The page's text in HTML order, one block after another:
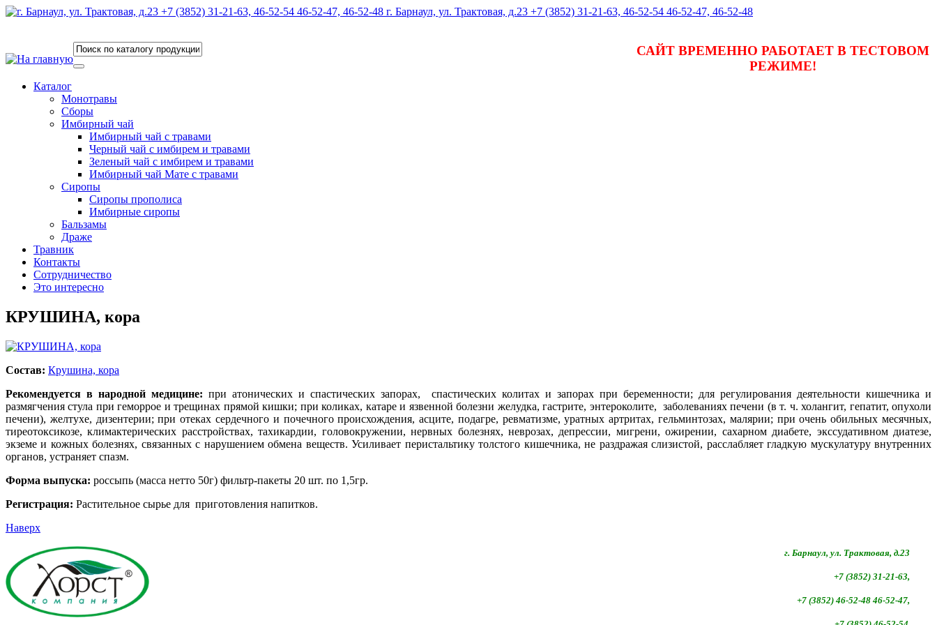
г. Барнаул, ул. Трактовая, д.23 +7 (3852) 31-21-63, 46-52-54 46-52-47, 46-52-48
САЙТ ВРЕМЕННО РАБОТАЕТ В ТЕСТОВОМ
РЕЖИМЕ!
Каталог
Монотравы
Сборы
Имбирный чай
Имбирный чай с травами
Черный чай с имбирем и травами
Зеленый чай с имбирем и травами
Имбирный чай Мате с травами
Сиропы
Сиропы прополиса
Имбирные сиропы
Бальзамы
Драже
Травник
Контакты
Сотрудничество
Это интересно
КРУШИНА, кора
Состав: Крушина, кора
Рекомендуется в народной медицине: при атонических и спастических запорах, спастических колитах и запорах при беременности; для регулирования деятельности кишечника и
размягчения стула при геморрое и трещинах прямой кишки; при коликах, катаре и язвенной болезни желудка, гастрите, энтероколите, заболеваниях печени (в т. ч. холангит, гепатит, опухоли
печени), желтухе, дизентерии; при отеках сердечного и почечного происхождения, асците, подагре, ревматизме, уратных артритах, гельминтозах, малярии; при очень обильных месячных,
тиреотоксикозе, климактерических расстройствах, тахикардии, головокружении, нервных болезнях, неврозах, депрессии, мигрени, ожирении, сахарном диабете, экссудативном диатезе,
экземе и кожных болезнях, связанных с нарушением обмена веществ. Усиливает перистальтику толстого кишечника, не раздражая слизистой, расслабляет гладкую мускулатуру внутренних
органов, устраняет спазм.
Форма выпуска: россыпь (масса нетто 50г) фильтр-пакеты 20 шт. по 1,5гр.
Регистрация: Растительное сырье для приготовления напитков.
Наверх
г. Барнаул, ул. Трактовая, д.23
+7 (3852) 31-21-63,
+7 (3852) 46-52-48 46-52-47,